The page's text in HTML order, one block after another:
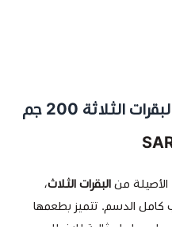
الثلاثة 200 جم
الأصيلة من البقرات الثلاث،
كامل الدسم. تتميز بطعمها
يجعلها مثالية للإفطار،